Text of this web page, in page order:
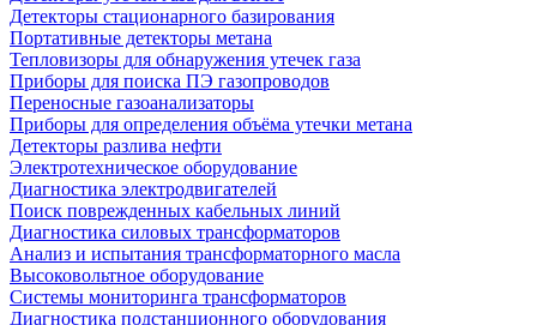
Детекторы стационарного базирования
Портативные детекторы метана
Тепловизоры для обнаружения утечек газа
Приборы для поиска ПЭ газопроводов
Переносные газоанализаторы
Приборы для определения объёма утечки метана
Детекторы разлива нефти
Электротехническое оборудование
Диагностика электродвигателей
Поиск поврежденных кабельных линий
Диагностика силовых трансформаторов
Анализ и испытания трансформаторного масла
Высоковольтное оборудование
Системы мониторинга трансформаторов
Диагностика подстанционного оборудования